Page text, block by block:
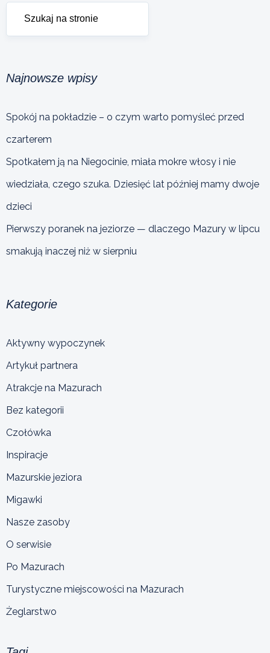
Najnowsze wpisy
Spokój na pokładzie – o czym warto pomyśleć przed
czarterem
Spotkałem ją na Niegocinie, miała mokre włosy i nie
wiedziała, czego szuka. Dziesięć lat później mamy dwoje
dzieci
Pierwszy poranek na jeziorze — dlaczego Mazury w lipcu
smakują inaczej niż w sierpniu
Kategorie
Aktywny wypoczynek
Artykuł partnera
Atrakcje na Mazurach
Bez kategorii
Czołówka
Inspiracje
Mazurskie jeziora
Migawki
Nasze zasoby
O serwisie
Po Mazurach
Turystyczne miejscowości na Mazurach
Żeglarstwo